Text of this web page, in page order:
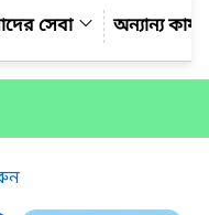
সেবা অন্যান্য